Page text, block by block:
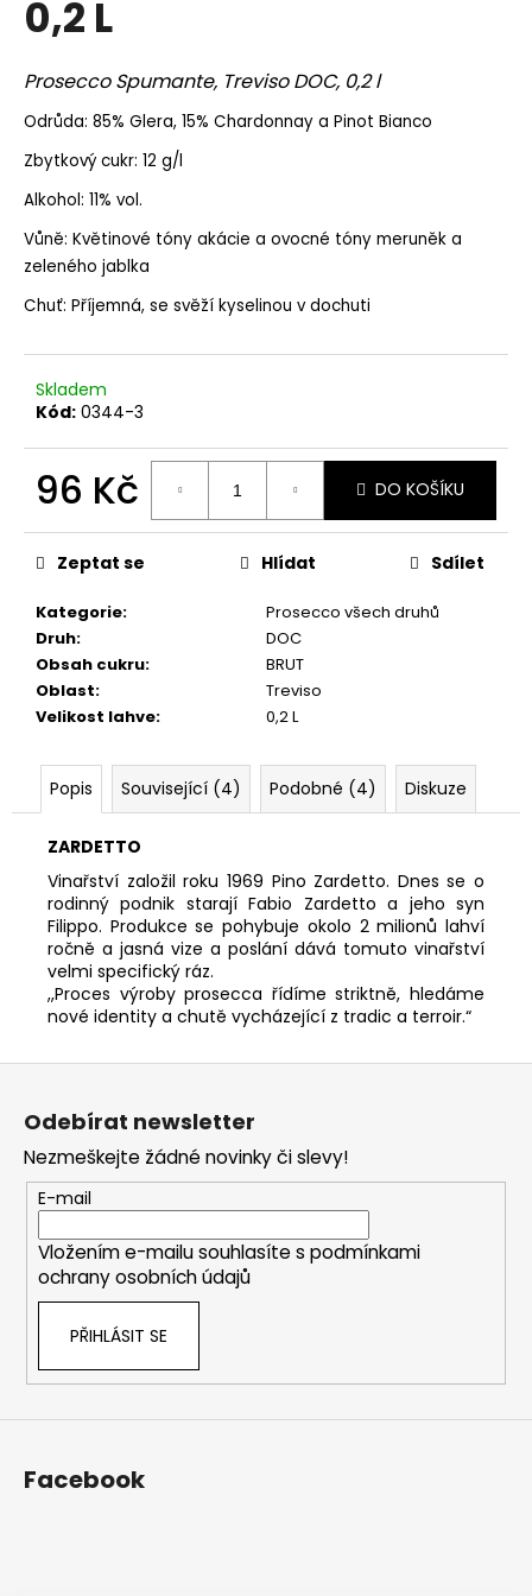
0,2 L
Prosecco Spumante, Treviso DOC, 0,2 l
Odrůda: 85% Glera, 15% Chardonnay a Pinot Bianco
Zbytkový cukr: 12 g/l
Alkohol: 11% vol.
Vůně: Květinové tóny akácie a ovocné tóny meruněk a
zeleného jablka
Chuť: Příjemná, se svěží kyselinou v dochuti
Skladem
Kód: 0344-3
96 Kč
cena:
DO KOŠÍKU
Kategorie:
Prosecco všech druhů
Druh:
DOC
Obsah cukru:
BRUT
Oblast:
Treviso
Velikost lahve: 0,2 L
Zeptat se Hlídat Sdílet
Popis Související (4) Podobné (4) Diskuze
ZARDETTO
Vinařství založil roku 1969 Pino Zardetto. Dnes se o
rodinný podnik starají Fabio Zardetto a jeho syn
Filippo. Produkce se pohybuje okolo 2 milionů lahví
ročně a jasná vize a poslání dává tomuto vinařství
velmi specifický ráz.
,,Proces výroby prosecca řídíme striktně, hledáme
nové identity a chutě vycházející z tradic a terroir.“
a
í
t
?
D
o
o
č
u
e
m
e
BIANCO,
BIO
Kč
Z
Odebírat newsletter
Nezmeškejte žádné novinky či slevy!
E-mail
Vložením e-mailu souhlasíte s podmínkami
ochrany osobních údajů
PŘIHLÁSIT SE
Facebook